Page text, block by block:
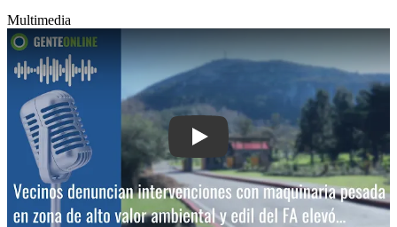
Multimedia
Play: Vecinos denuncian